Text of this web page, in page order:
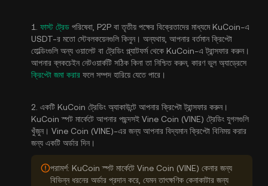
1. ফাস্ট ট্রেড পরিষেবা, P2P বা তৃতীয় পক্ষের বিক্রেতাদের মাধ্যমে KuCoin-এ
USDT-র মতো স্টেবলকয়েনগুলি কিনুন। অন্যথায়, আপনার বর্তমান ক্রিপ্টো
হোল্ডিংগুলি অন্য ওয়ালেট বা ট্রেডিং প্ল্যাটফর্ম থেকে KuCoin-এ ট্রান্সফার করুন।
আপনার ব্লকচেইন নেটওয়ার্কটি সঠিক কিনা তা নিশ্চিত করুন, কারণ ভুল অ্যাড্রেসে
ক্রিপ্টো জমা করার ফলে সম্পদ হারিয়ে যেতে পারে।
2. একটি KuCoin ট্রেডিং অ্যাকাউন্টে আপনার ক্রিপ্টো ট্রান্সফার করুন।
KuCoin স্পট মার্কেটে আপনার পছন্দসই Vine Coin (VINE) ট্রেডিং যুগলগুলি
খুঁজুন। Vine Coin (VINE)-এর জন্য আপনার বিদ্যমান ক্রিপ্টো বিনিময় করার
জন্য একটি অর্ডার দিন।
পরামর্শ: KuCoin স্পট মার্কেটে Vine Coin (VINE) কেনার জন্য
বিভিন্ন ধরনের অর্ডার প্রদান করে, যেমন তাৎক্ষণিক কেনাকাটার জন্য